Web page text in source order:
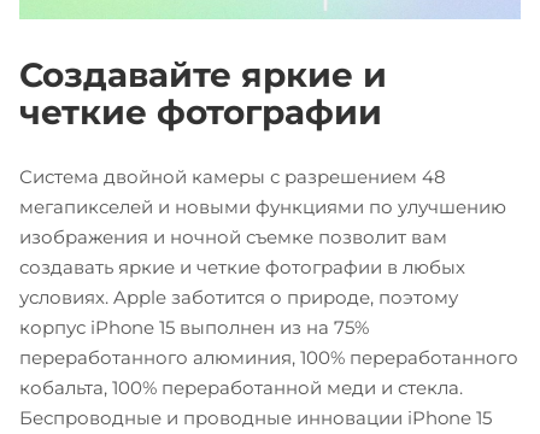
Создавайте яркие и
четкие фотографии
Система двойной камеры с разрешением 48
мегапикселей и новыми функциями по улучшению
изображения и ночной съемке позволит вам
создавать яркие и четкие фотографии в любых
условиях. Apple заботится о природе, поэтому
корпус iPhone 15 выполнен из на 75%
переработанного алюминия, 100% переработанного
кобальта, 100% переработанной меди и стекла.
Беспроводные и проводные инновации iPhone 15